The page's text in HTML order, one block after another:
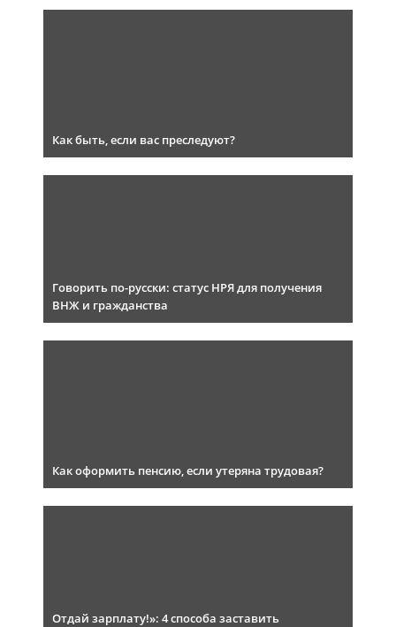
Как быть, если вас преследуют?
Говорить по-русски: статус НРЯ для получения
ВНЖ и гражданства
Как оформить пенсию, если утеряна трудовая?
Отдай зарплату!»: 4 способа заставить